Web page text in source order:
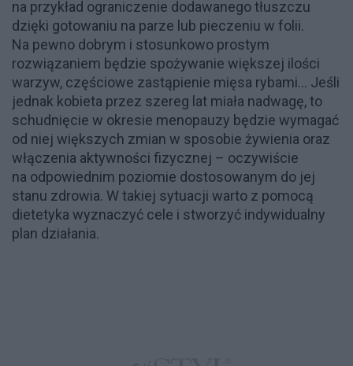
na przykład ograniczenie dodawanego tłuszczu
dzięki gotowaniu na parze lub pieczeniu w folii.
Na pewno dobrym i stosunkowo prostym
rozwiązaniem będzie spożywanie większej ilości
warzyw, częściowe zastąpienie mięsa rybami... Jeśli
jednak kobieta przez szereg lat miała nadwagę, to
schudnięcie w okresie menopauzy będzie wymagać
od niej większych zmian w sposobie żywienia oraz
włączenia aktywności fizycznej – oczywiście
na odpowiednim poziomie dostosowanym do jej
stanu zdrowia. W takiej sytuacji warto z pomocą
dietetyka wyznaczyć cele i stworzyć indywidualny
plan działania.